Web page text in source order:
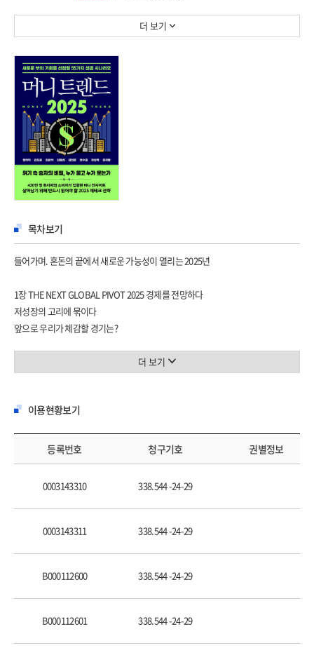
더 보기
목차보기
들어가며. 혼돈의 끝에서 새로운 가능성이 열리는 2025년
1장 THE NEXT GLOBAL PIVOT 2025 경제를 전망하다
저성장의 고리에 묶이다
앞으로 우리가 체감할 경기는?
초고령사회에 대처하는 자세
2장 NEW DREAM IN THE MARKET 주식시장의 새로운 기회
K의 반란과 미래
킹달러의 기세는 끝나는가
돈을 불러오는 TIP. 달러 환율에 따른 수혜 기업들
ETF와 인덱스 펀드
인공지능 산업군의 지속 가능성
돈을 불러오는 TIP. K-뷰티와 K-푸드, 언제까지 힙할까
밸류업 프로그램, 한국 증시의 해답인가
더 보기
이용현황보기
등록번호 청구기호 권별정보
0003143310 338.544 -24-29
0003143311 338.544 -24-29
B000112600 338.544 -24-29
B000112601 338.544 -24-29